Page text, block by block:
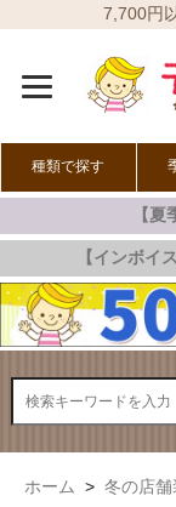
7,700円
種類で探す
オー
【
【インボイ
ホーム > 冬の店舗